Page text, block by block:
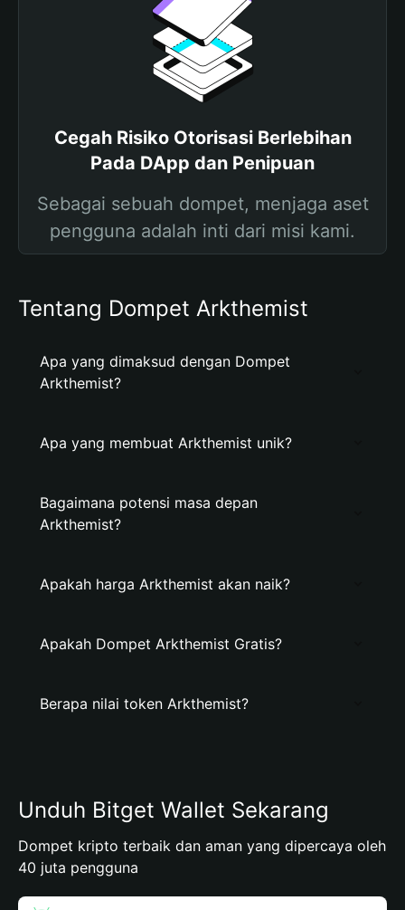
Cegah Risiko Otorisasi Berlebihan
Pada DApp dan Penipuan
Sebagai sebuah dompet, menjaga aset
pengguna adalah inti dari misi kami.
Tentang Dompet Arkthemist
Apa yang dimaksud dengan Dompet
Arkthemist?
Apa yang membuat Arkthemist unik?
Bagaimana potensi masa depan
Arkthemist?
Apakah harga Arkthemist akan naik?
Apakah Dompet Arkthemist Gratis?
Berapa nilai token Arkthemist?
Unduh Bitget Wallet Sekarang
Dompet kripto terbaik dan aman yang dipercaya oleh
40 juta pengguna